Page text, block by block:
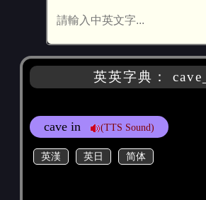
英英字典：
cave in (TTS Sound)
英漢 英日 简体